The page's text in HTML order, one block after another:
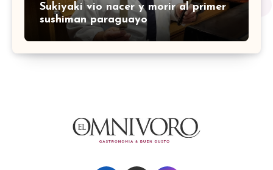
Sukiyaki vio nacer y morir al primer
sushiman paraguayo